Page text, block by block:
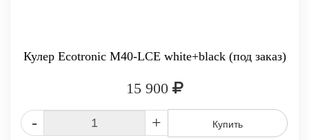
Кулер Ecotronic M40-LCE white+black (под заказ)
15 900
- + Купить